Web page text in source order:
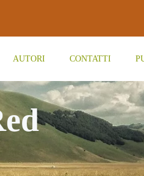
AUTORI CONTATTI